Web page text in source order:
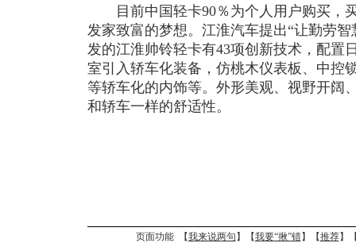
目前中国轻卡90％为个人用户购买，
发家致富的梦想。江淮汽车提出“让勤劳
发的江淮帅铃轻卡有43项创新技术，配置
室引入轿车化装备，仿桃木仪表板、中控
等轿车化的内饰等。外形美观、视野开阔
和轿车一样的舒适性。
页面功能 【我来说两句 】【我要“揪”错】【推荐】